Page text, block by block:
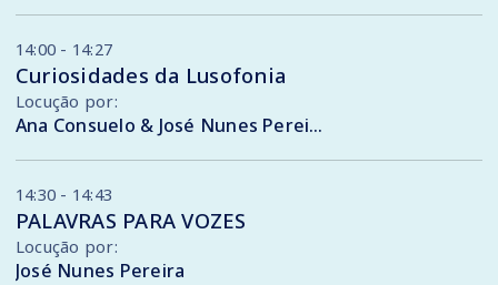
14:00 - 14:27
Curiosidades da Lusofonia
Locução por:
Ana Consuelo & José Nunes Pereira
14:30 - 14:43
PALAVRAS PARA VOZES
Locução por:
José Nunes Pereira